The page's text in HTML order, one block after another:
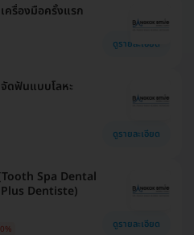
รื่องมือครั้งแรก
ดูรายละเอียด
ดฟันแบบโลหะ
ดูรายละเอียด
Spa Dental
Dentiste)
ดูรายละเอียด